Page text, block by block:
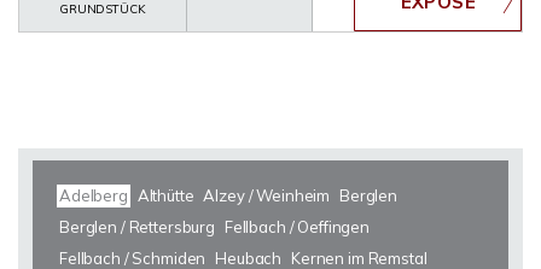
GRUNDSTÜCK
Adelberg Althütte Alzey / Weinheim
Berglen
Berglen / Rettersburg
Fellbach / Oeffingen
Fellbach / Schmiden
Heubach
Kernen im Remstal